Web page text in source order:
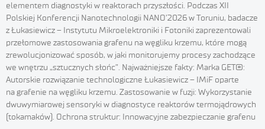
elementem diagnostyki w reaktorach przyszłości. Podczas XII
Polskiej Konferencji Nanotechnologii NANO’2026 w Toruniu, badacze
z Łukasiewicz – Instytutu Mikroelektroniki i Fotoniki zaprezentowali
przełomowe zastosowania grafenu na węgliku krzemu, które mogą
zrewolucjonizować sposób, w jaki monitorujemy procesy zachodzące
we wnętrzu „sztucznych słońc”. Najważniejsze fakty: Marka GET®:
Autorskie rozwiązanie technologiczne Łukasiewicz – IMiF oparte
na grafenie na węgliku krzemu. Zastosowanie w fuzji: Wykorzystanie
dwuwymiarowej sensoryki w diagnostyce reaktorów termojądrowych
(tokamaków). Ochrona struktur: Innowacyjne zabezpieczanie grafenu